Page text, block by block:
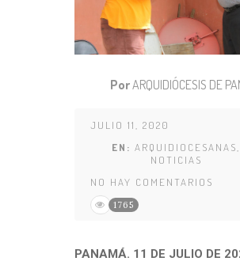
PorARQUIDIÓCESIS DE
JULIO 11, 2020
EN: ARQUIDIOCESANAS,
NOTICIAS
NO HAY COMENTARIOS
1765
PANAMÁ. 11 DE JULIO DE